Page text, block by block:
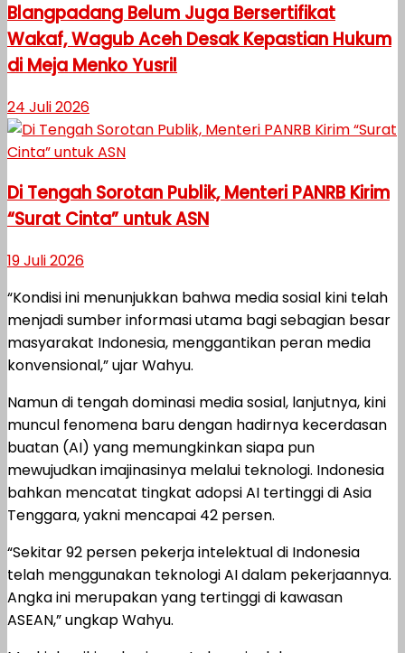
Blangpadang Belum Juga Bersertifikat
Wakaf, Wagub Aceh Desak Kepastian Hukum
di Meja Menko Yusril
24 Juli 2026
Di Tengah Sorotan Publik, Menteri PANRB Kirim
“Surat Cinta” untuk ASN
19 Juli 2026
“Kondisi ini menunjukkan bahwa media sosial kini telah
menjadi sumber informasi utama bagi sebagian besar
masyarakat Indonesia, menggantikan peran media
konvensional,” ujar Wahyu.
Namun di tengah dominasi media sosial, lanjutnya, kini
muncul fenomena baru dengan hadirnya kecerdasan
buatan (AI) yang memungkinkan siapa pun
mewujudkan imajinasinya melalui teknologi. Indonesia
bahkan mencatat tingkat adopsi AI tertinggi di Asia
Tenggara, yakni mencapai 42 persen.
“Sekitar 92 persen pekerja intelektual di Indonesia
telah menggunakan teknologi AI dalam pekerjaannya.
Angka ini merupakan yang tertinggi di kawasan
ASEAN,” ungkap Wahyu.